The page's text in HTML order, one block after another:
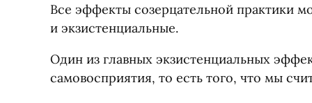
Все эффекты созерцательной практики
и экзистенциальные.
Один из главных экзистенциальных
самовосприятия, то есть того, что мы